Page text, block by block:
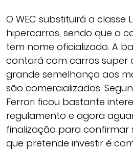
O WEC substituirá a classe
hipercarros, sendo que a
tem nome oficializado. A
contará com carros super
grande semelhança aos
são comercializados.
Ferrari ficou bastante
regulamento e agora
finalização para confirmar
que pretende investir é